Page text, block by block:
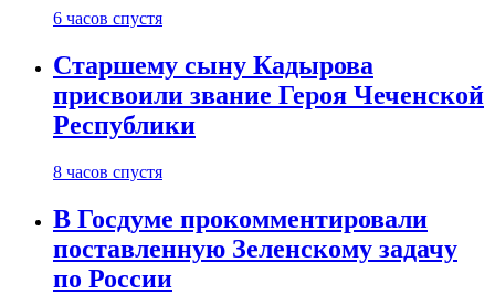
6 часов спустя
Старшему сыну Кадырова
присвоили звание Героя Чеченской
Республики
8 часов спустя
В Госдуме прокомментировали
поставленную Зеленскому задачу
по России